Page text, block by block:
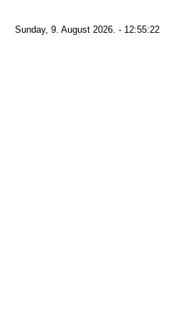
Sunday, 9. August 2026. - 12:55:22